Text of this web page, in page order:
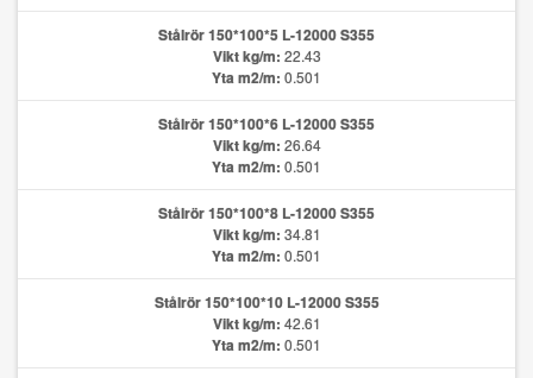
Stålrör 150*100*5 L-12000 S355
Vikt kg/m: 22.43
Yta m2/m: 0.501
Stålrör 150*100*6 L-12000 S355
Vikt kg/m: 26.64
Yta m2/m: 0.501
Stålrör 150*100*8 L-12000 S355
Vikt kg/m: 34.81
Yta m2/m: 0.501
Stålrör 150*100*10 L-12000 S355
Vikt kg/m: 42.61
Yta m2/m: 0.501